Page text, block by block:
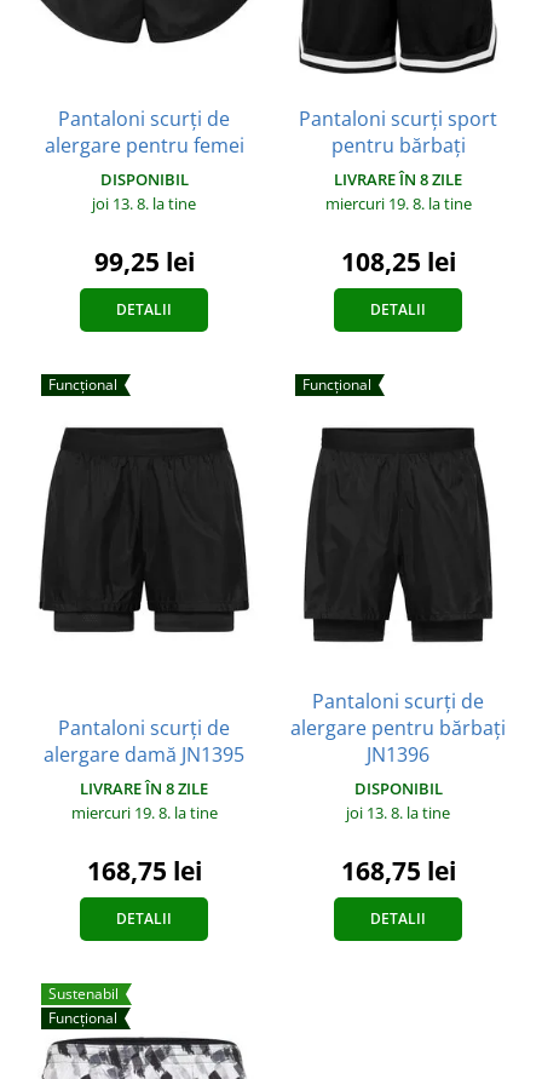
Pantaloni scurți de
alergare pentru femei
DISPONIBIL
joi 13. 8. la tine
99,25 lei
DETALII
Pantaloni scurți sport
pentru bărbați
LIVRARE ÎN 8 ZILE
miercuri 19. 8. la tine
108,25 lei
DETALII
Funcțional
Pantaloni scurți de
alergare damă JN1395
LIVRARE ÎN 8 ZILE
miercuri 19. 8. la tine
168,75 lei
DETALII
Funcțional
Pantaloni scurți de
alergare pentru bărbați
JN1396
DISPONIBIL
joi 13. 8. la tine
168,75 lei
DETALII
Sustenabil
Funcțional